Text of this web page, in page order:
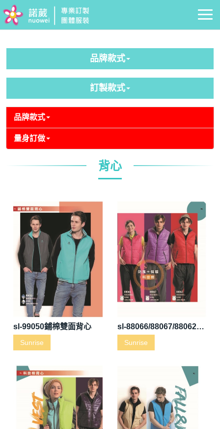
品牌款式
訂製款式
品牌款式
量身訂做
背心
sl-99050鋪棉雙面背心
Sunrise
sl-88066/88067/88062科技棉背心
Sunrise